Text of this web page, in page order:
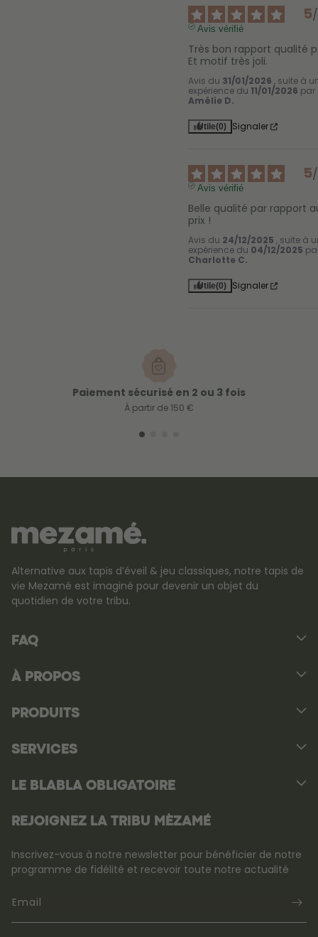
5/
Avis vérifié
Très bon rapport qualité
Et motif très joli.
Avis du 31/01/2026 , suite à
expérience du 11/01/2026 par
Amélie D.
Utile(0) Signaler
5/
Avis vérifié
Belle qualité par rapport
prix !
Avis du 24/12/2025 , suite à
expérience du 04/12/2025
Charlotte C.
Utile(0) Signaler
Paiement sécurisé en 2 ou 3 fois
À partir de 150 €
Alternative aux tapis d’éveil & jeu classiques, notre tapis de
vie Mezamé est imaginé pour devenir un objet du
quotidien de votre tribu.
FAQ
À PROPOS
PRODUITS
SERVICES
LE BLABLA OBLIGATOIRE
REJOIGNEZ LA TRIBU MÈZAMÉ
Inscrivez-vous à notre newsletter pour bénéficier de notre
programme de fidélité et recevoir toute notre actualité
Email